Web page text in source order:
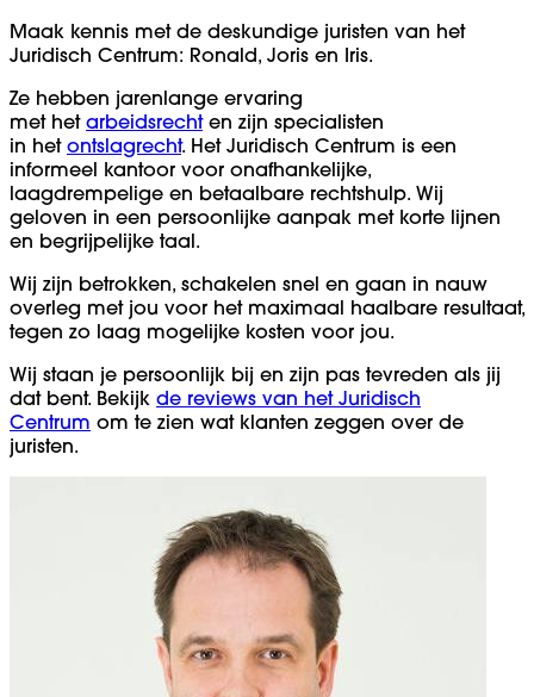
Maak kennis met de deskundige juristen van het
Juridisch Centrum: Ronald, Joris en Iris.
Ze hebben jarenlange ervaring
met het arbeidsrechten zijn specialisten
in het ontslagrecht. Het Juridisch Centrum is een
informeel kantoor voor onafhankelijke,
laagdrempelige en betaalbare rechtshulp. Wij
geloven in een persoonlijke aanpak met korte lijnen
en begrijpelijke taal.
Wij zijn betrokken, schakelen snel en gaan in nauw
overleg met jou voor het maximaal haalbare resultaat,
tegen zo laag mogelijke kosten voor jou.
Wij staan je persoonlijk bij en zijn pas tevreden als jij
dat bent. Bekijk de reviews van het Juridisch
Centrum om te zien wat klanten zeggen over de
juristen.